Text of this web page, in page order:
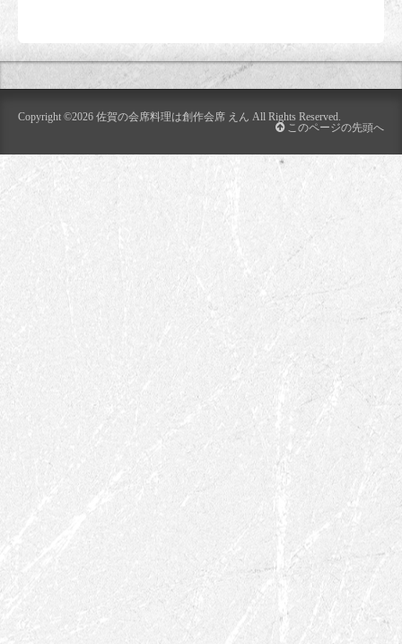
Copyright ©2026 佐賀の会席料理は創作会席 えん All Rights Reserved.
このページの先頭へ